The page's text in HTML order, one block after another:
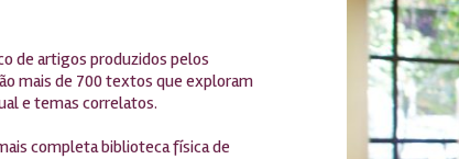
de artigos produzidos pelos
mais de 700 textos que exploram
e temas correlatos.
completa biblioteca física de